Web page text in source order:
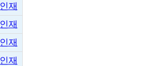
인재
인재
인재
인재